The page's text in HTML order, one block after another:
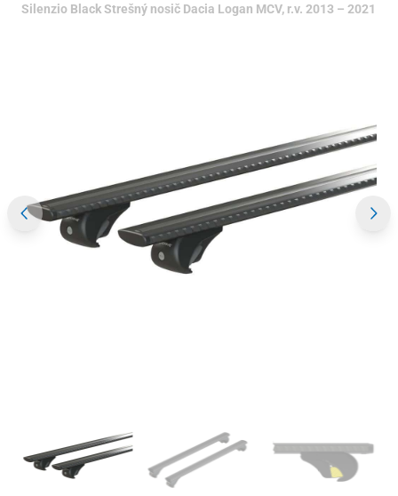
Silenzio Black Strešný nosič Dacia Logan MCV, r.v. 2013 – 2021